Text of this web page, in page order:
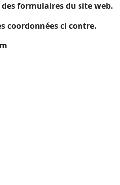
formulaires du site web.
coordonnées ci contre.